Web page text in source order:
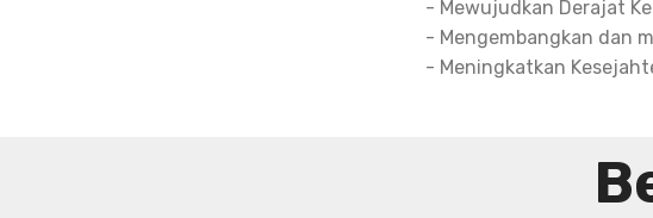
- Mewujudkan Derajat
- Mengembangkan dan
- Meningkatkan